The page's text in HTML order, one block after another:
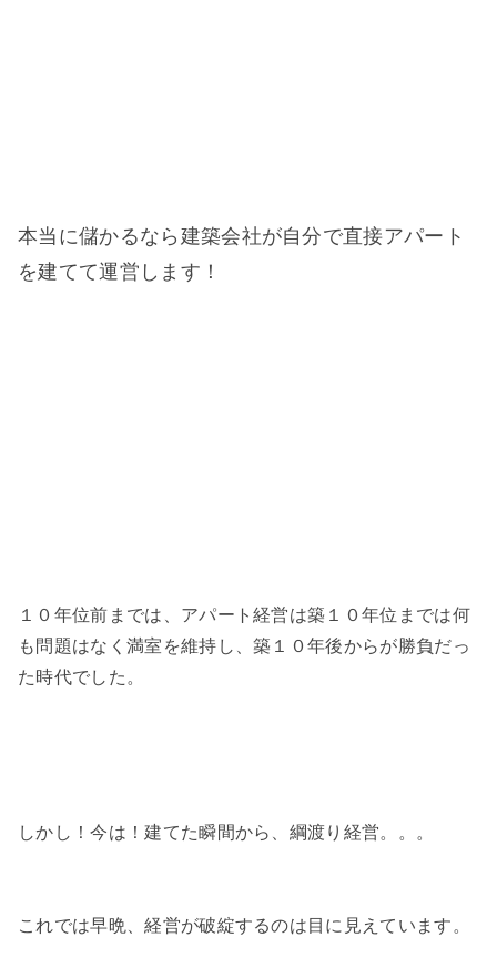
本当に儲かるなら建築会社が自分で直接アパート
を建てて運営します！
１０年位前までは、アパート経営は築１０年位までは何
も問題はなく満室を維持し、築１０年後からが勝負だっ
た時代でした。
しかし！今は！建てた瞬間から、綱渡り経営。。。
これでは早晩、経営が破綻するのは目に見えています。